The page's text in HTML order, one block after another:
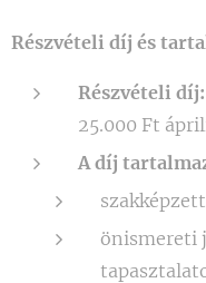
Részvételi díj és
Részvételi díj:
25.000 Ft
A díj
önismereti